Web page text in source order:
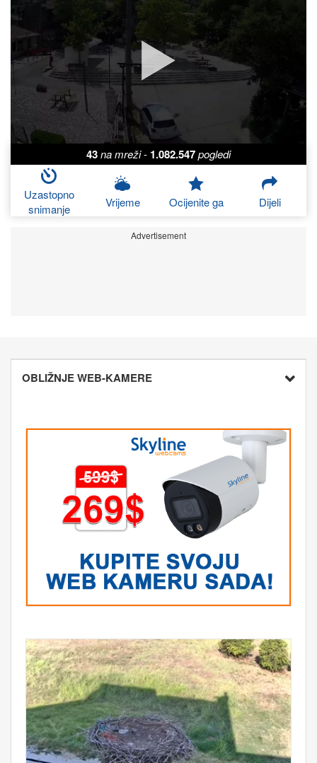
43na mreži- 1.082.547pogledi
Uzastopno
snimanje
Vrijeme Ocijenite ga Dijeli
Advertisement
OBLIŽNJE WEB-KAMERE